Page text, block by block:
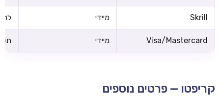
Skrill מיידי
Visa/Mastercard מיידי
קריפטו — פרטים נוספים